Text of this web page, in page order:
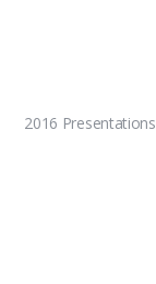
2016 Presentations